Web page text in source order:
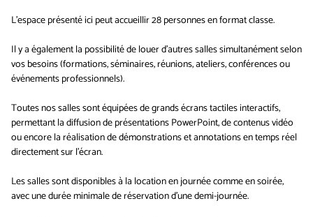
L'espace présenté ici peut accueillir 28 personnes en format classe.
Il y a également la possibilité de louer d'autres salles simultanément selon
vos besoins (formations, séminaires, réunions, ateliers, conférences ou
événements professionnels).
Toutes nos salles sont équipées de grands écrans tactiles interactifs,
permettant la diffusion de présentations PowerPoint, de contenus vidéo
ou encore la réalisation de démonstrations et annotations en temps réel
directement sur l'écran.
Les salles sont disponibles à la location en journée comme en soirée,
avec une durée minimale de réservation d'une demi-journée.